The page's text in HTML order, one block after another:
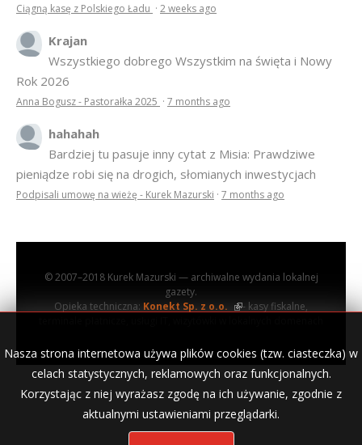
Ciągną kasę z Polskiego Ładu · 2 weeks ago
Krajan
Wszystkiego dobrego Wszystkim na święta i Nowy
Rok 2026
Anna Bogusz - Pastorałka 2025 · 7 months ago
hahahah
Bardziej tu pasuje inny cytat z Misia: Prawdziwe
pieniądze robi się na drogich, słomianych inwestycjach
Podpisali umowę na wieżę - Kurek Mazurski · 7 months ago
Nasza strona internetowa używa plików cookies (tzw. ciasteczka) w
celach statystycznych, reklamowych oraz funkcjonalnych.
Korzystając z niej wyrażasz zgodę na ich używanie, zgodnie z
aktualnymi ustawieniami przeglądarki.
© 2007–2018 Kurek Mazurski — archiwalne wydania lokalnej
gazety.
Opieka techniczna: Konekt Sp. z o.o.
- kasy fiskalne,